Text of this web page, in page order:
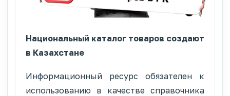
Национальный каталог товаров создают
в Казахстане
Информационный ресурс обязателен к
использованию в качестве справочника